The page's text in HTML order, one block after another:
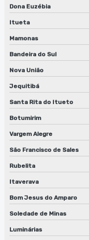
Dona Euzébia
Itueta
Mamonas
Bandeira do Sul
Nova União
Jequitibá
Santa Rita do Itueto
Botumirim
Vargem Alegre
São Francisco de Sales
Rubelita
Itaverava
Bom Jesus do Amparo
Soledade de Minas
Luminárias